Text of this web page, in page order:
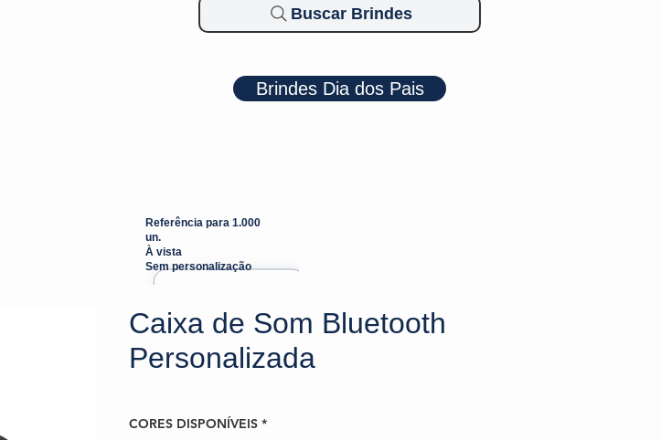
Buscar Brindes
Brindes Dia dos Pais
Caixa de Som Bluetooth
Personalizada
CORES DISPONÍVEIS *
Referência para 1.000
un.
À vista
Sem personalização